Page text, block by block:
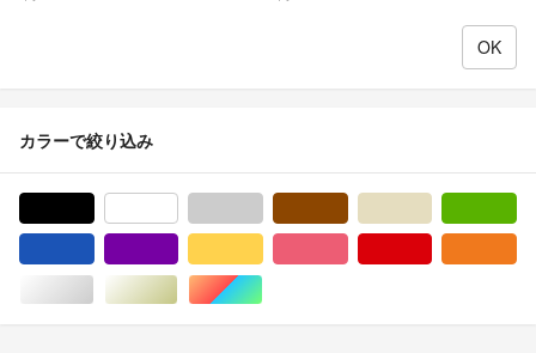
カラーで絞り込み
シルバー/銀色系ゴールド/金色系マルチカラー